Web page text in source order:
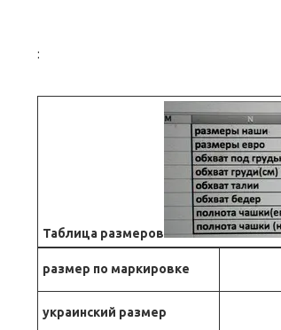
:
Таблица размеров
размер по маркировке
украинский размер